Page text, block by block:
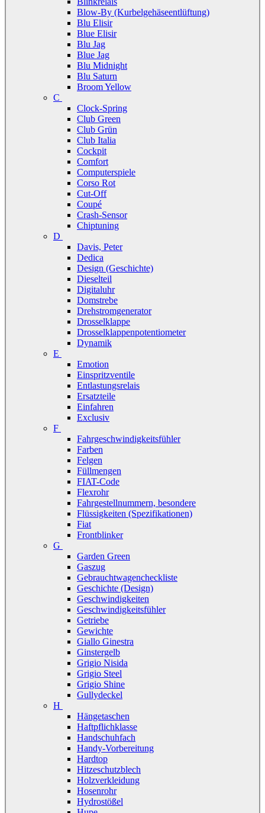
Blow-By (Kurbelgehäseentlüftung)
Blu Elisir
Blue Elisir
Blu Jag
Blue Jag
Blu Midnight
Blu Saturn
Broom Yellow
C
Clock-Spring
Club Green
Club Grün
Club Italia
Cockpit
Comfort
Computerspiele
Corso Rot
Cut-Off
Coupé
Crash-Sensor
Chiptuning
D
Davis, Peter
Dedica
Design (Geschichte)
Dieselteil
Digitaluhr
Domstrebe
Drehstromgenerator
Drosselklappe
Drosselklappenpotentiometer
Dynamik
E
Emotion
Einspritzventile
Entlastungsrelais
Ersatzteile
Einfahren
Exclusiv
F
Fahrgeschwindigkeitsfühler
Farben
Felgen
Füllmengen
FIAT-Code
Flexrohr
Fahrgestellnummern, besondere
Flüssigkeiten (Spezifikationen)
Fiat
Frontblinker
G
Garden Green
Gaszug
Gebrauchtwagencheckliste
Geschichte (Design)
Geschwindigkeiten
Geschwindigkeitsfühler
Getriebe
Gewichte
Giallo Ginestra
Ginstergelb
Grigio Nisida
Grigio Steel
Grigio Shine
Gullydeckel
H
Hängetaschen
Haftpflichklasse
Handschuhfach
Handy-Vorbereitung
Hardtop
Hitzeschutzblech
Holzverkleidung
Hosenrohr
Hydrostößel